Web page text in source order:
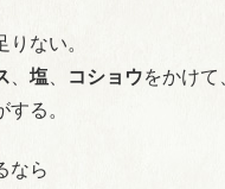
りない。
塩 コショウをかけて
する。
なら